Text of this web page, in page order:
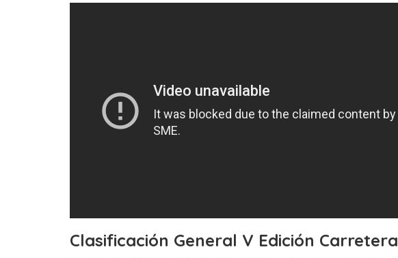
Clasificación General V Edición Carretera